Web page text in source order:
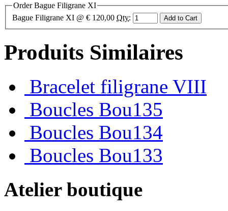
Order Bague Filigrane XI
Bague Filigrane XI @ € 120,00 Qty:
Produits Similaires
Bracelet filigrane VIII
Boucles Bou135
Boucles Bou134
Boucles Bou133
Atelier boutique